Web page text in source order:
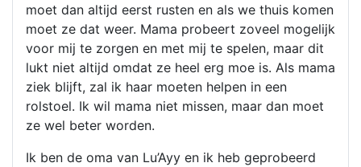
moet dan altijd eerst rusten en als we thuis komen
moet ze dat weer. Mama probeert zoveel mogelijk
voor mij te zorgen en met mij te spelen, maar dit
lukt niet altijd omdat ze heel erg moe is. Als mama
ziek blijft, zal ik haar moeten helpen in een
rolstoel. Ik wil mama niet missen, maar dan moet
ze wel beter worden.
Ik ben de oma van Lu’Ayy en ik heb geprobeerd